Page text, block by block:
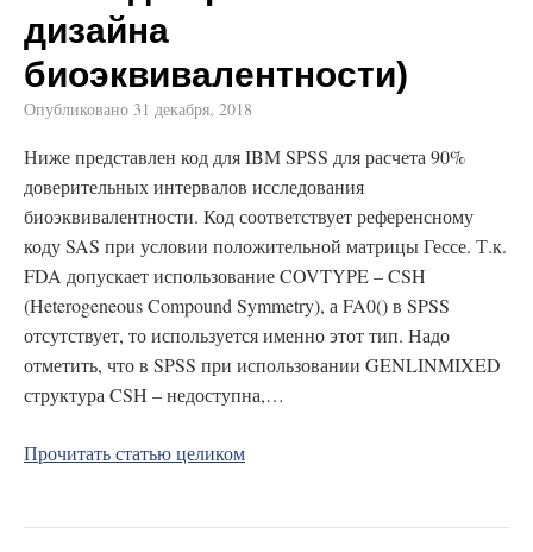
дизайна
биоэквивалентности)
Опубликовано 31 декабря, 2018
Ниже представлен код для IBM SPSS для расчета 90%
доверительных интервалов исследования
биоэквивалентности. Код соответствует референсному
коду SAS при условии положительной матрицы Гессе. Т.к.
FDA допускает использование COVTYPE – CSH
(Heterogeneous Compound Symmetry), а FA0() в SPSS
отсутствует, то используется именно этот тип. Надо
отметить, что в SPSS при использовании GENLINMIXED
структура CSH – недоступна,…
Прочитать статью целиком